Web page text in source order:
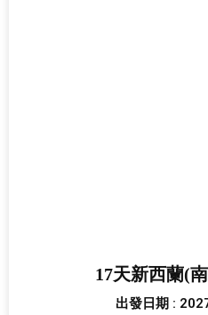
17天新西蘭(
出發日期 :